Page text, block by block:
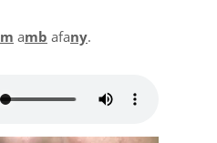
m amb afany.